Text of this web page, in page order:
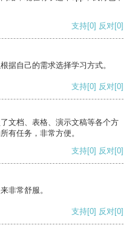
支持[0] 反对[0]
据自己的需求选择学习方式。
支持[0] 反对[0]
文档、表格、演示文稿等各个方
有任务，非常方便。
支持[0] 反对[0]
非常舒服。
支持[0] 反对[0]